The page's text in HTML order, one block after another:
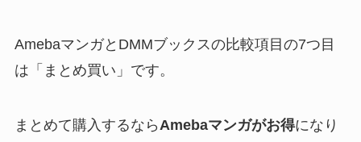
AmebaマンガとDMMブックスの比較項目の7つ目
は「まとめ買い」です。
まとめて購入するならAmebaマンガがお得になり